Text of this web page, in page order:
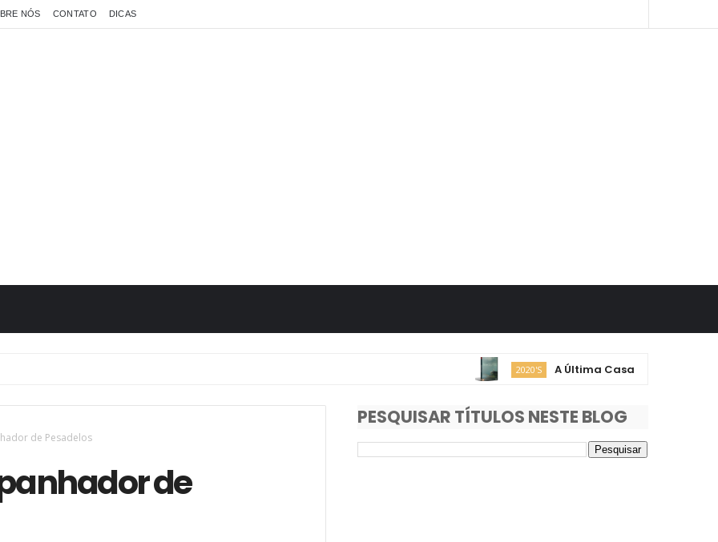
NÓS CONTATO DICAS
2020'S A Última Casa
de Pesadelos
de
PESQUISAR TÍTULOS NESTE BLOG